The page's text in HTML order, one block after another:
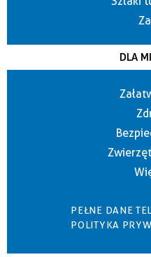
DLA
PEŁNE DANE
POLITYKA